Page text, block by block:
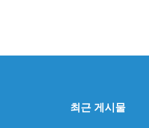
최근 게시물